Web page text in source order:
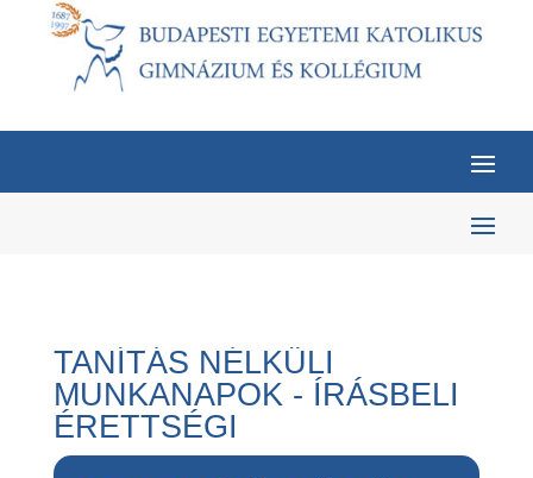
TANÍTÁS NÉLKÜLI
MUNKANAPOK - ÍRÁSBELI
ÉRETTSÉGI